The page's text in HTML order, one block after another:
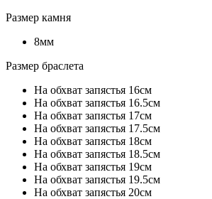
Размер камня
8мм
Размер браслета
На обхват запястья 16см
На обхват запястья 16.5см
На обхват запястья 17см
На обхват запястья 17.5см
На обхват запястья 18см
На обхват запястья 18.5см
На обхват запястья 19см
На обхват запястья 19.5см
На обхват запястья 20см